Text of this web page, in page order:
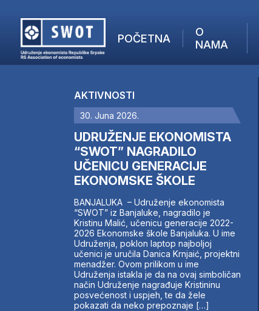
POČETNA
O
NAMA
AKTUELNO
ANALIZE
KOMPANIJE
FINANSIJE
IZ STRANIH MEDIJA
AKTIVNOSTI
SWOT INTERVJU
UČLANI SE
KONTAKT
AKTIVNOSTI
30. Juna 2026.
UDRUŽENJE EKONOMISTA
“SWOT” NAGRADILO
UČENICU GENERACIJE
EKONOMSKE ŠKOLE
BANJALUKA – Udruženje ekonomista
“SWOT” iz Banjaluke, nagradilo je
Kristinu Malić, učenicu generacije 2022-
2026 Ekonomske škole Banjaluka. U ime
Udruženja, poklon laptop najboljoj
učenici je uručila Danica Krnjaić, projektni
menadžer. Ovom prilikom u ime
Udruženja istakla je da na ovaj simboličan
način Udruženje nagrađuje Kristininu
posvećenost i uspjeh, te da žele
pokazati da neko prepoznaje […]